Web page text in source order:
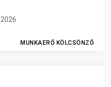
MUNKAERŐ KÖLCSÖNZŐ